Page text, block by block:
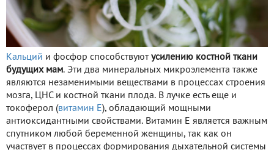
Кальций и фосфор способствуют усилению костной ткани
будущих мам. Эти два минеральных микроэлемента также
являются незаменимыми веществами в процессах строения
мозга, ЦНС и костной ткани плода. В лучке есть еще и
токоферол (витамин Е), обладающий мощными
антиоксидантными свойствами. Витамин Е является важным
спутником любой беременной женщины, так как он
участвует в процессах формирования дыхательной системы